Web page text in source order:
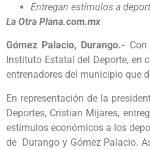
Entregan estímulos a
La Otra Plana.com.mx
Gómez Palacio, Durango.-
Instituto Estatal del Deporte,
entrenadores del municipio que
En representación de la
Deportes, Cristian Mijares,
estímulos económicos a los
de Durango y Gómez Palacio.